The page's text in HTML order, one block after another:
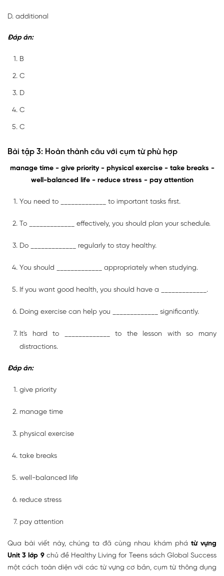
D. additional
Đáp án:
B
C
D
C
C
Bài tập 3: Hoàn thành câu với cụm từ phù hợp
manage time - give priority - physical exercise - take breaks -
well-balanced life - reduce stress - pay attention
You need to _____________ to important tasks first.
To _____________ effectively, you should plan your schedule.
Do _____________ regularly to stay healthy.
You should _____________ appropriately when studying.
If you want good health, you should have a _____________.
Doing exercise can help you _____________ significantly.
It's hard to _____________ to the lesson with so many
distractions.
Đáp án:
give priority
manage time
physical exercise
take breaks
well-balanced life
reduce stress
pay attention
Qua bài viết này, chúng ta đã cùng nhau khám phá từ vựng
Unit 3 lớp 9chủ đề Healthy Living for Teens sách Global Success
một cách toàn diện với các từ vựng cơ bản, cụm từ thông dụng